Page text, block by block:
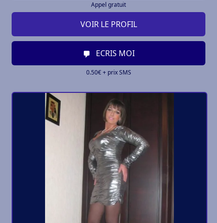
Appel gratuit
VOIR LE PROFIL
ECRIS MOI
0.50€ + prix SMS